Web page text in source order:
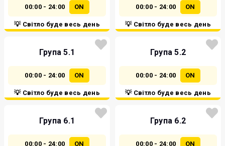
00:00 - 24:00 ON
💡 Світло буде весь день
00:00 - 24:00 ON
💡 Світло буде весь день
Група 5.1
00:00 - 24:00 ON
💡 Світло буде весь день
Група 5.2
00:00 - 24:00 ON
💡 Світло буде весь день
Група 6.1
00:00 - 24:00 ON
Група 6.2
00:00 - 24:00 ON